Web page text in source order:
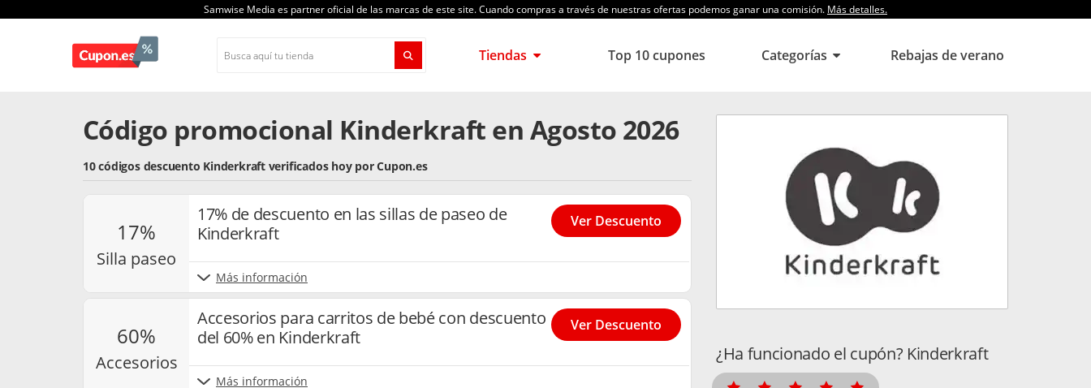
Samwise Media es partner oficial de las marcas de este site. Cuando compras a través de nuestras ofertas podemos ganar una comisión. Más detalles.
Tiendas Top 10 cupones Categorías Rebajas de verano
Código promocional Kinderkraft en Agosto 2026
10 códigos descuento Kinderkraft verificados hoy por Cupon.es
17%
silla paseo
17% de descuento en las sillas de paseo de
Kinderkraft
Más información
Ver Descuento
60%
accesorios
Accesorios para carritos de bebé con descuento
del 60% en Kinderkraft
Más información
Ver Descuento
¿Ha funcionado el cupón? Kinderkraft